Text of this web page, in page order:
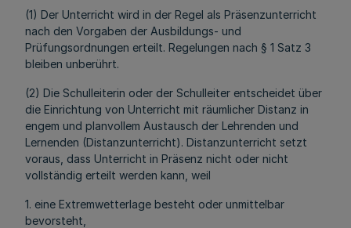
(1) Der Unterricht wird in der Regel als Präsenzunterricht
nach den Vorgaben der Ausbildungs- und
Prüfungsordnungen erteilt. Regelungen nach § 1 Satz 3
bleiben unberührt.
(2) Die Schulleiterin oder der Schulleiter entscheidet über
die Einrichtung von Unterricht mit räumlicher Distanz in
engem und planvollem Austausch der Lehrenden und
Lernenden (Distanzunterricht). Distanzunterricht setzt
voraus, dass Unterricht in Präsenz nicht oder nicht
vollständig erteilt werden kann, weil
1. eine Extremwetterlage besteht oder unmittelbar
bevorsteht,